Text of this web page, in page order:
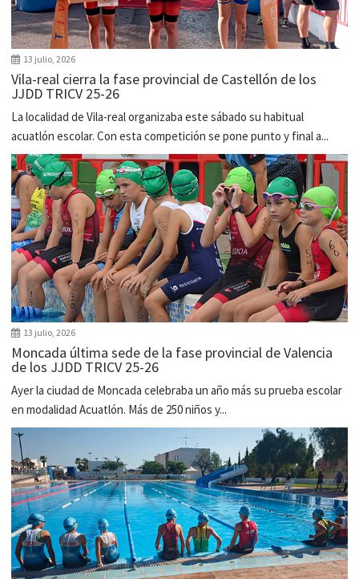
13 julio, 2026
Vila-real cierra la fase provincial de Castellón de los
JJDD TRICV 25-26
La localidad de Vila-real organizaba este sábado su habitual
acuatlón escolar. Con esta competición se pone punto y final a...
13 julio, 2026
Moncada última sede de la fase provincial de Valencia
de los JJDD TRICV 25-26
Ayer la ciudad de Moncada celebraba un año más su prueba escolar
en modalidad Acuatlón. Más de 250 niños y...